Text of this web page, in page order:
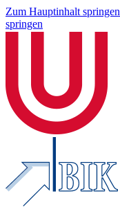
Zum Hauptinhalt springen
springen